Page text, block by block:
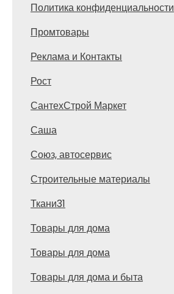
Политика конфиденциальности
Промтовары
Реклама и Контакты
Рост
СантехСтрой Маркет
Саша
Союз, автосервис
Строительные материалы
Ткани31
Товары для дома
Товары для дома
Товары для дома и быта